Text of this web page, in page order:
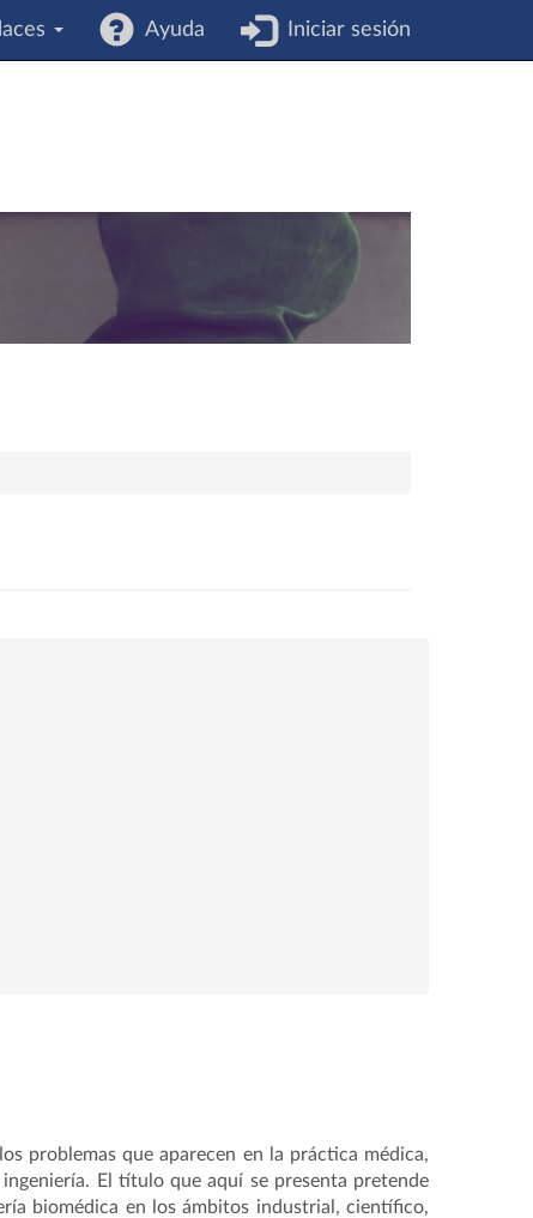
Ayuda Iniciar sesión
problemas que aparecen en la práctica médica,
El título que aquí se presenta pretende
biomédica en los ámbitos industrial, científico,